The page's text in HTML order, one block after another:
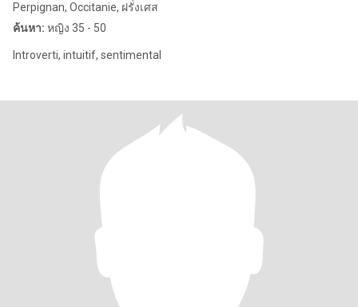
Perpignan, Occitanie, ฝรั่งเศส
ค้นหา: หญิง 35 - 50
Introverti, intuitif, sentimental